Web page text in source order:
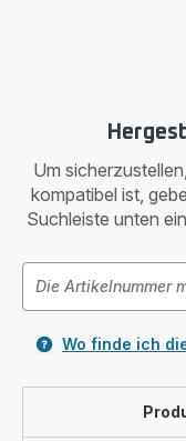
Um
kompatibel ist,
Suchleiste unten
Wo finde ich